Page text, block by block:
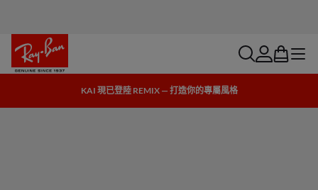
searchaccount
bag menu
KAI 現已登陸 REMIX — 打造你的專屬風格